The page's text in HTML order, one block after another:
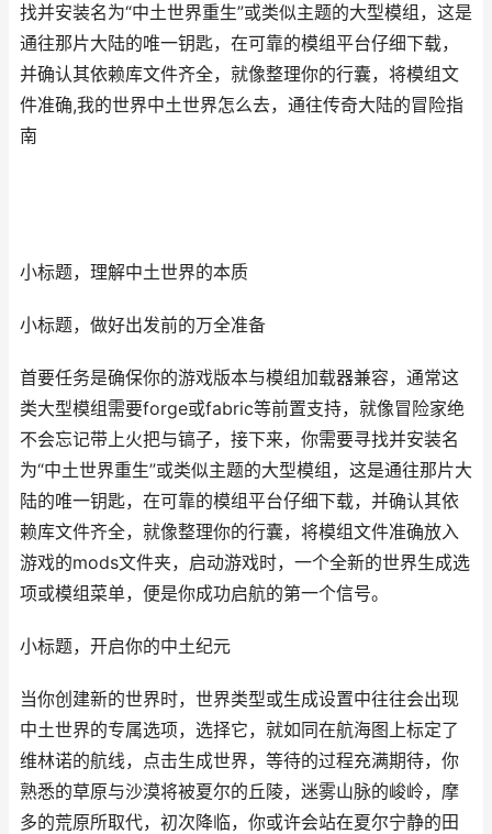
找并安装名为“中土世界重生”或类似主题的大型模组，这是
通往那片大陆的唯一钥匙，在可靠的模组平台仔细下载，
并确认其依赖库文件齐全，就像整理你的行囊，将模组文
件准确,我的世界中土世界怎么去，通往传奇大陆的冒险指
南
小标题，理解中土世界的本质
小标题，做好出发前的万全准备
首要任务是确保你的游戏版本与模组加载器兼容，通常这
类大型模组需要forge或fabric等前置支持，就像冒险家绝
不会忘记带上火把与镐子，接下来，你需要寻找并安装名
为“中土世界重生”或类似主题的大型模组，这是通往那片大
陆的唯一钥匙，在可靠的模组平台仔细下载，并确认其依
赖库文件齐全，就像整理你的行囊，将模组文件准确放入
游戏的mods文件夹，启动游戏时，一个全新的世界生成选
项或模组菜单，便是你成功启航的第一个信号。
小标题，开启你的中土纪元
当你创建新的世界时，世界类型或生成设置中往往会出现
中土世界的专属选项，选择它，就如同在航海图上标定了
维林诺的航线，点击生成世界，等待的过程充满期待，你
熟悉的草原与沙漠将被夏尔的丘陵，迷雾山脉的峻岭，摩
多的荒原所取代，初次降临，你或许会站在夏尔宁静的田